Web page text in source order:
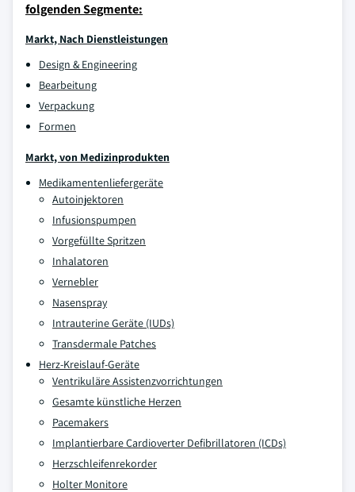
folgenden Segmente:
Markt, Nach Dienstleistungen
Design & Engineering
Bearbeitung
Verpackung
Formen
Markt, von Medizinprodukten
Medikamentenliefergeräte
Autoinjektoren
Infusionspumpen
Vorgefüllte Spritzen
Inhalatoren
Vernebler
Nasenspray
Intrauterine Geräte (IUDs)
Transdermale Patches
Herz-Kreislauf-Geräte
Ventrikuläre Assistenzvorrichtungen
Gesamte künstliche Herzen
Pacemakers
Implantierbare Cardioverter Defibrillatoren (ICDs)
Herzschleifenrekorder
Holter Monitore